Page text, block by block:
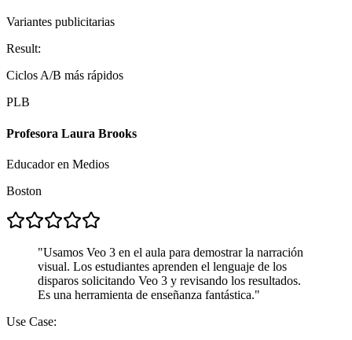
Variantes publicitarias
Result:
Ciclos A/B más rápidos
PLB
Profesora Laura Brooks
Educador en Medios
Boston
"Usamos Veo 3 en el aula para demostrar la narración
visual. Los estudiantes aprenden el lenguaje de los
disparos solicitando Veo 3 y revisando los resultados.
Es una herramienta de enseñanza fantástica."
Use Case: